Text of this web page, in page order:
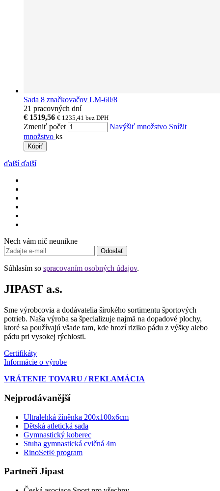
Sada 8 značkovačov LM-60/8
21 pracovných dní
€ 1519,56 € 1235,41 bez DPH
Zmeniť počet Navýšiť množstvo Snížit
množstvo ks
Kúpiť
ďalší ďalší
Nech vám nič neunikne
Odoslať
Súhlasím so spracovaním osobných údajov.
JIPAST a.s.
Sme výrobcovia a dodávatelia širokého sortimentu športových
potrieb. Naša výroba sa špecializuje najmä na dopadové plochy,
ktoré sa používajú všade tam, kde hrozí riziko pádu z výšky alebo
pádu pri vysokej rýchlosti.
Certifikáty
Informácie o výrobe
VRÁTENIE TOVARU / REKLAMÁCIA
Nejprodávanější
Ultralehká žíněnka 200x100x6cm
Dětská atletická sada
Gymnastický koberec
Stuha gymnastická cvičná 4m
RinoSet® program
Partneři Jipast